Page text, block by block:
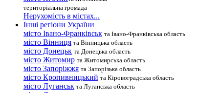
територіальна громада
Нерухомість в містах...
Інші регіони України
місто Івано-Франківськ та Івано-Франківська область
місто Вінниця та Вінницька область
місто Донецьк та Донецька область
місто Житомир та Житомирська область
місто Запоріжжя та Запорізька область
місто Кропивницький та Кіровоградська область
місто Луганськ та Луганська область